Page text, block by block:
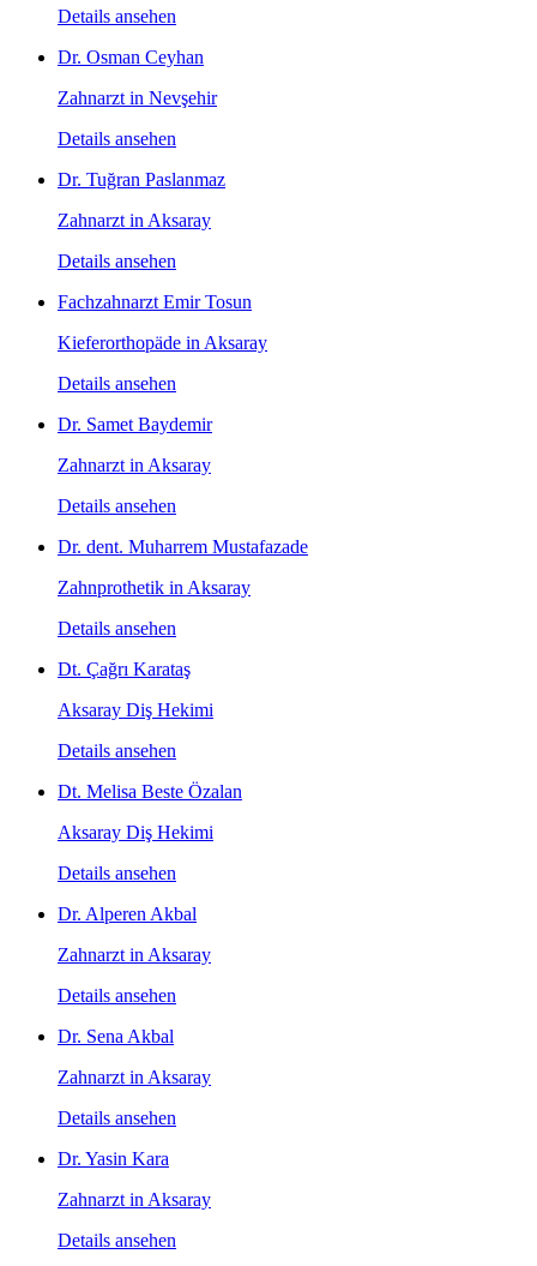
Details ansehen
Dr. Osman Ceyhan
Zahnarzt in Nevşehir
Details ansehen
Dr. Tuğran Paslanmaz
Zahnarzt in Aksaray
Details ansehen
Fachzahnarzt Emir Tosun
Kieferorthopäde in Aksaray
Details ansehen
Dr. Samet Baydemir
Zahnarzt in Aksaray
Details ansehen
Dr. dent. Muharrem Mustafazade
Zahnprothetik in Aksaray
Details ansehen
Dt. Çağrı Karataş
Aksaray Diş Hekimi
Details ansehen
Dt. Melisa Beste Özalan
Aksaray Diş Hekimi
Details ansehen
Dr. Alperen Akbal
Zahnarzt in Aksaray
Details ansehen
Dr. Sena Akbal
Zahnarzt in Aksaray
Details ansehen
Dr. Yasin Kara
Zahnarzt in Aksaray
Details ansehen